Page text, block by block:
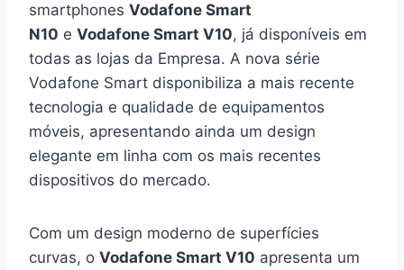
smartphones Vodafone Smart
N10 e Vodafone Smart V10, já disponíveis em
todas as lojas da Empresa. A nova série
Vodafone Smart disponibiliza a mais recente
tecnologia e qualidade de equipamentos
móveis, apresentando ainda um design
elegante em linha com os mais recentes
dispositivos do mercado.
Com um design moderno de superfícies
curvas, o Vodafone Smart V10 apresenta um